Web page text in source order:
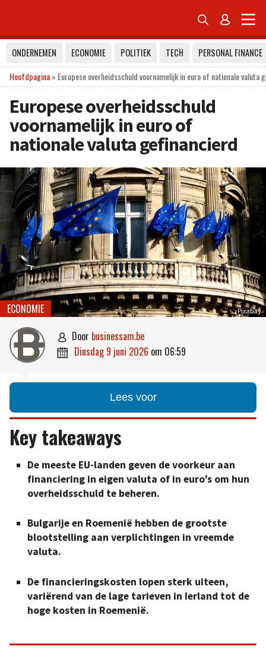
 
ONDERNEMEN ECONOMIE POLITIEK TECH
PERSONAL FINANCE
Hoofdpagina» Europese overheidsschuld voornamelijk in euro of nationale valuta
Europese overheidsschuld
voornamelijk in euro of
nationale valuta gefinancierd
Pixabay
ECONOMIE
 door businessam.be
 dinsdag 9 juni 2026 om 06:59
Lees voor
Key takeaways
De meeste EU-landen geven de voorkeur aan
financiering in eigen valuta of in euro’s om hun
overheidsschuld te beheren.
Bulgarije en Roemenië hebben de grootste
blootstelling aan verplichtingen in vreemde
valuta.
De financieringskosten lopen sterk uiteen,
variërend van de lage tarieven in Ierland tot de
hoge kosten in Roemenië.